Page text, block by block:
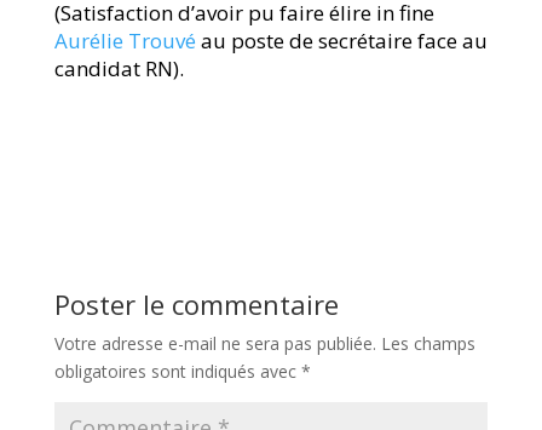
(Satisfaction d’avoir pu faire élire in fine
Aurélie Trouvé au poste de secrétaire face au
candidat RN).
Poster le commentaire
Votre adresse e-mail ne sera pas publiée. Les champs
obligatoires sont indiqués avec *